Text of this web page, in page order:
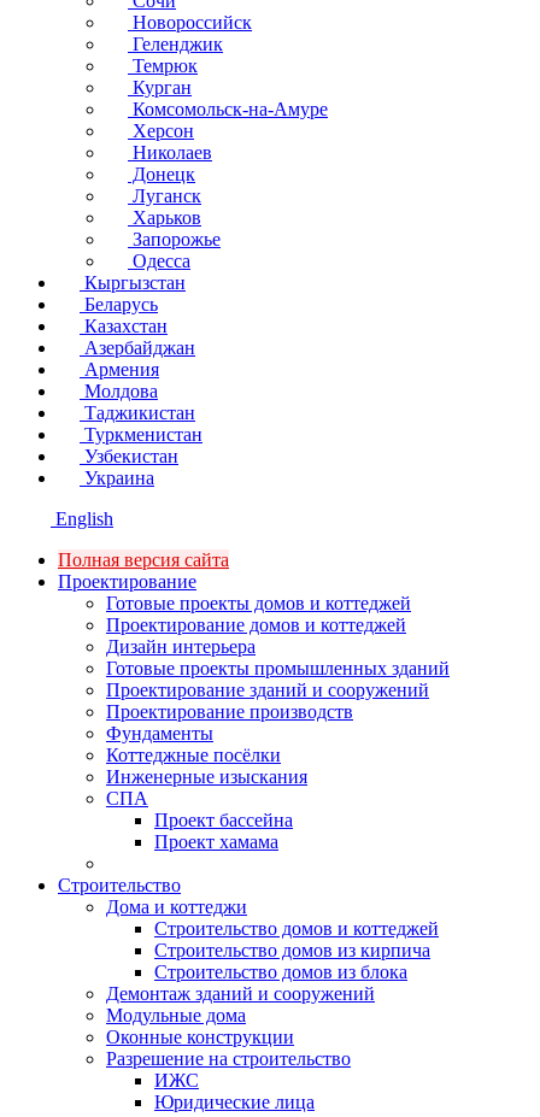
Новороссийск
Геленджик
Темрюк
Курган
Комсомольск-на-Амуре
Херсон
Николаев
Донецк
Луганск
Харьков
Запорожье
Одесса
Кыргызстан
Беларусь
Казахстан
Азербайджан
Армения
Молдова
Таджикистан
Туркменистан
Узбекистан
Украина
English
Полная версия сайта
Проектирование
Готовые проекты домов и коттеджей
Проектирование домов и коттеджей
Дизайн интерьера
Готовые проекты промышленных зданий
Проектирование зданий и сооружений
Проектирование производств
Фундаменты
Коттеджные посёлки
Инженерные изыскания
СПА
Проект бассейна
Проект хамама
Строительство
Дома и коттеджи
Строительство домов и коттеджей
Строительство домов из кирпича
Строительство домов из блока
Демонтаж зданий и сооружений
Модульные дома
Оконные конструкции
Разрешение на строительство
ИЖС
Юридические лица